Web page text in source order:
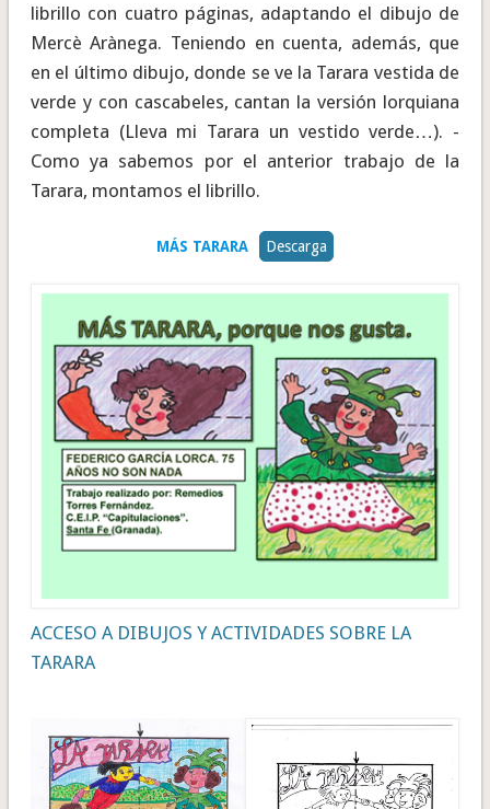
librillo con cuatro páginas, adaptando el dibujo de
Mercè Arànega. Teniendo en cuenta, además, que
en el último dibujo, donde se ve la Tarara vestida de
verde y con cascabeles, cantan la versión lorquiana
completa (Lleva mi Tarara un vestido verde…). -
Como ya sabemos por el anterior trabajo de la
Tarara, montamos el librillo.
MÁS TARARA Descarga
ACCESO A DIBUJOS Y ACTIVIDADES SOBRE LA
TARARA